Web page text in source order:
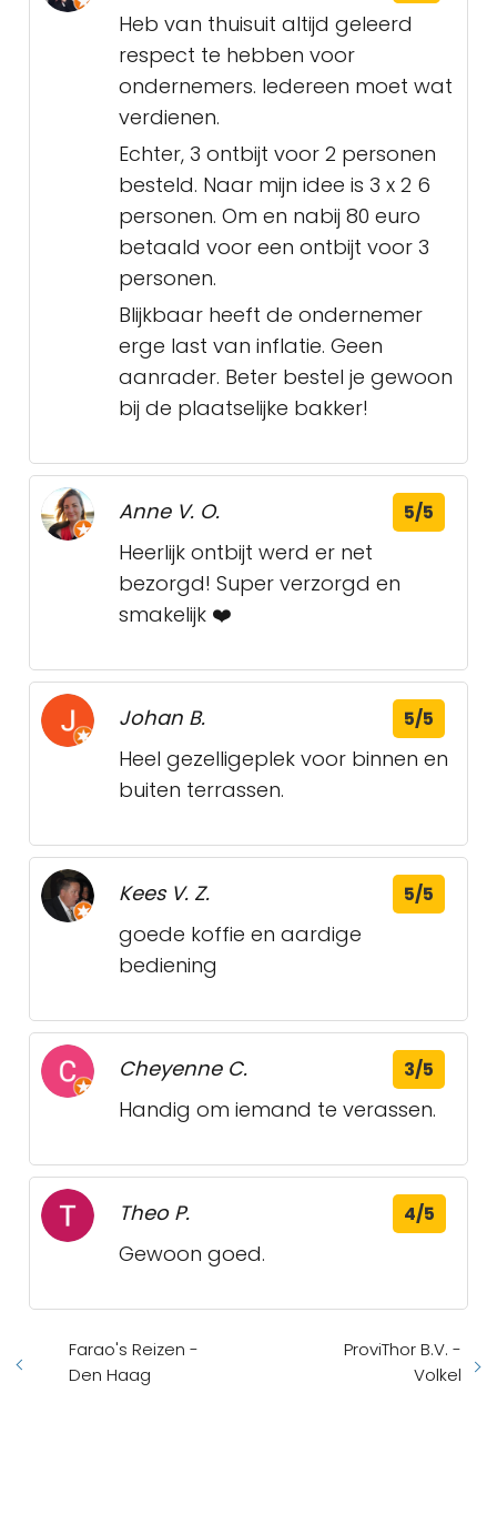
Heb van thuisuit altijd geleerd
respect te hebben voor
ondernemers. Iedereen moet wat
verdienen.
Echter, 3 ontbijt voor 2 personen
besteld. Naar mijn idee is 3 x 2 6
personen. Om en nabij 80 euro
betaald voor een ontbijt voor 3
personen.
Blijkbaar heeft de ondernemer
erge last van inflatie. Geen
aanrader. Beter bestel je gewoon
bij de plaatselijke bakker!
Anne V. O. 5/5
Heerlijk ontbijt werd er net
bezorgd! Super verzorgd en
smakelijk ❤️
Johan B. 5/5
Heel gezelligeplek voor binnen en
buiten terrassen.
Kees V. Z. 5/5
goede koffie en aardige
bediening
Cheyenne C. 3/5
Handig om iemand te verassen.
Theo P. 4/5
Gewoon goed.
Farao's Reizen -
Den Haag
ProviThor B.V. -
Volkel